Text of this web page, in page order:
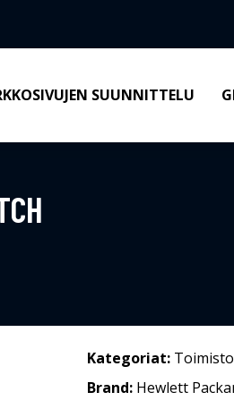
SUUNNITTELU
Kategoriat:
Brand: Hewlett